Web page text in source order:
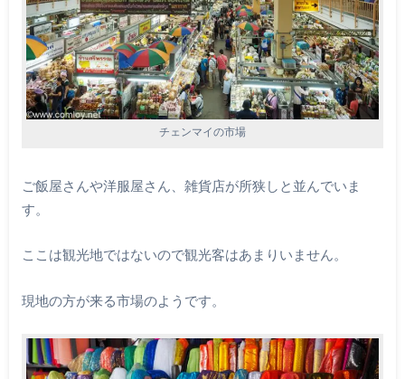
チェンマイの市場
ご飯屋さんや洋服屋さん、雑貨店が所狭しと並んでいま
す。
ここは観光地ではないので観光客はあまりいません。
現地の方が来る市場のようです。